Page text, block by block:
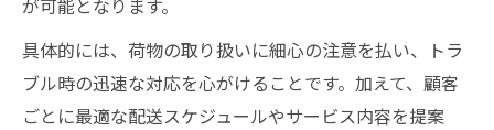
具体的には、荷物の取り扱いに細心の注意を払い、トラ
ブル時の迅速な対応を心がけることです。加えて、顧客
ごとに最適な配送スケジュールやサービス内容を提案